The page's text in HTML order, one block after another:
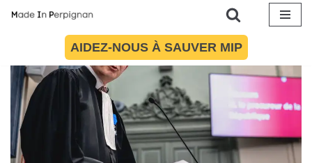
contenu
AIDEZ-NOUS À SAUVER MIP